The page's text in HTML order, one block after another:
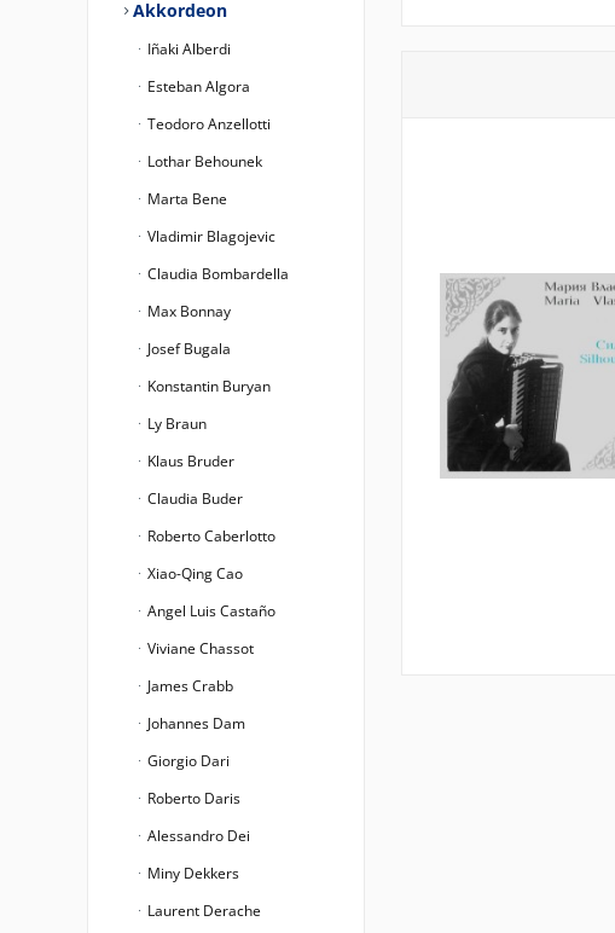
Akkordeon
Iñaki Alberdi
Esteban Algora
Teodoro Anzellotti
Lothar Behounek
Marta Bene
Vladimir Blagojevic
Claudia Bombardella
Max Bonnay
Josef Bugala
Konstantin Buryan
Ly Braun
Klaus Bruder
Claudia Buder
Roberto Caberlotto
Xiao-Qing Cao
Angel Luis Castaño
Viviane Chassot
James Crabb
Johannes Dam
Giorgio Dari
Roberto Daris
Alessandro Dei
Miny Dekkers
Laurent Derache